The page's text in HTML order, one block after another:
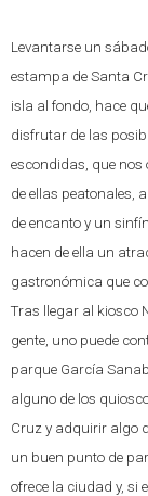
Levantarse un
estampa de Santa
isla al fondo, hace
disfrutar de las
escondidas, que
de ellas peatonales,
de encanto y un
hacen de ella un
gastronómica que
Tras llegar al kiosco
gente, uno puede
parque García
alguno de los
Cruz y adquirir algo
un buen punto de
ofrece la ciudad y, si